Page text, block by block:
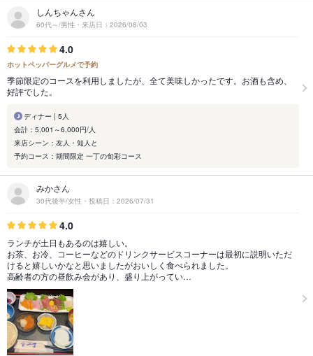
しんちゃんさん
60代～/男性・来店日：2026/08/03
4.0
ホットペッパーグルメで予約
季節限定のコースを利用しましたが、全て美味しかったです。お酒も含め、
好評でした。
ディナー | 5人
会計：5,001～6,000円/人
来店シーン：友人・知人と
予約コース：期間限定 一丁の旬彩コース
みかさん
30代後半/女性・投稿日：2026/07/31
4.0
ランチが土日もあるのは嬉しい。
お茶、お冷、コーヒーなどのドリンクサービスコーナーは最初に説明いただ
けると嬉しいかなと思いましたがおいしく食べられました。
高齢者の方の昼飲み会があり、盛り上がってい…